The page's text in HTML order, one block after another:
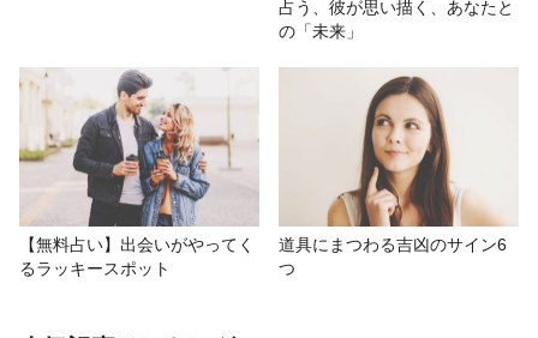
占う、彼が思い描く、あなたと
の「未来」
【無料占い】出会いがやってく
るラッキースポット
道具にまつわる吉凶のサイン6
つ